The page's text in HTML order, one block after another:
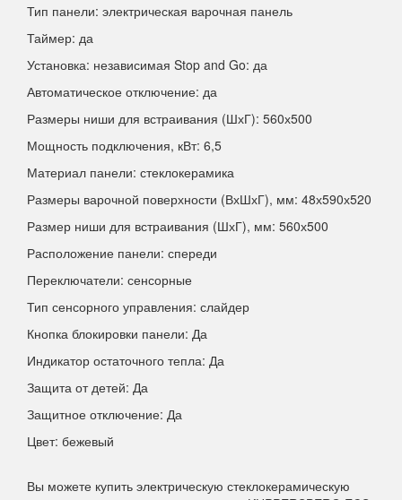
Тип панели: электрическая варочная панель
Таймер: да
Установка: независимая Stop and Go: да
Автоматическое отключение: да
Размеры ниши для встраивания (ШхГ): 560х500
Мощность подключения, кВт: 6,5
Материал панели: стеклокерамика
Размеры варочной поверхности (ВхШхГ), мм: 48х590х520
Размер ниши для встраивания (ШхГ), мм: 560х500
Расположение панели: спереди
Переключатели: сенсорные
Тип сенсорного управления: слайдер
Кнопка блокировки панели: Да
Индикатор остаточного тепла: Да
Защита от детей: Да
Защитное отключение: Да
Цвет: бежевый
Вы можете купить электрическую стеклокерамическую